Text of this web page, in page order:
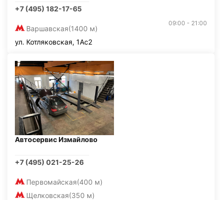
+7 (495) 182-17-65
Варшавская(1400 м)
09:00 - 21:00
ул. Котляковская, 1Ас2
Автосервис Измайлово
+7 (495) 021-25-26
Первомайская(400 м)
Щелковская(350 м)